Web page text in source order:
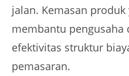
jalan. Kemasan
membantu pengusaha
efektivitas struktur
pemasaran.